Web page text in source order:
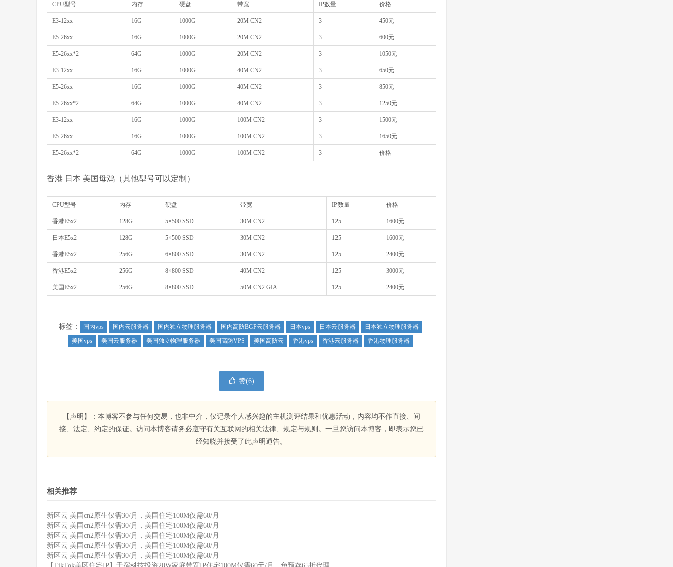
CPU型号 内存 硬盘 带宽 IP数量 价格
E3-12xx 16G 1000G 20M CN2 3 450元
E5-26xx 16G 1000G 20M CN2 3 600元
E5-26xx*2 64G 1000G 20M CN2 3 1050元
E3-12xx 16G 1000G 40M CN2 3 650元
E5-26xx 16G 1000G 40M CN2 3 850元
E5-26xx*2 64G 1000G 40M CN2 3 1250元
E3-12xx 16G 1000G 100M CN2 3 1500元
E5-26xx 16G 1000G 100M CN2 3 1650元
E5-26xx*2 64G 1000G 100M CN2 3 价格
香港 日本 美国母鸡（其他型号可以定制）
CPU型号 内存 硬盘 带宽 IP数量 价格
香港E5x2 128G 5×500 SSD 30M CN2 125 1600元
日本E5x2 128G 5×500 SSD 30M CN2 125 1600元
香港E5x2 256G 6×800 SSD 30M CN2 125 2400元
香港E5x2 256G 8×800 SSD 40M CN2 125 3000元
美国E5x2 256G 8×800 SSD 50M CN2 GIA 125 2400元
标签： 国内vps 国内云服务器 国内独立物理服务器 国内高防BGP云服务器 日本vps 日本云服务器
日本独立物理服务器
美国vps
美国云服务器 美国独立物理服务器 美国高防VPS 美国高防云 香港vps 香港云服务器 香港物理服务器
赞(6)
【声明】：本博客不参与任何交易，也非中介，仅记录个人感兴趣的主机测评结果和优惠活动，内容均不作直接、间
接、法定、约定的保证。访问本博客请务必遵守有关互联网的相关法律、规定与规则。一旦您访问本博客，即表示您已
经知晓并接受了此声明通告。
相关推荐
新区云 美国cn2原生仅需30/月，美国住宅100M仅需60/月
新区云 美国cn2原生仅需30/月，美国住宅100M仅需60/月
新区云 美国cn2原生仅需30/月，美国住宅100M仅需60/月
新区云 美国cn2原生仅需30/月，美国住宅100M仅需60/月
新区云 美国cn2原生仅需30/月，美国住宅100M仅需60/月